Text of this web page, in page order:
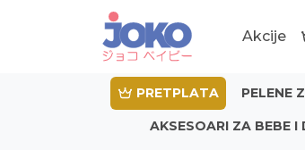
Akcije
PRETPLATA PELENE
AKSESOARI ZA BEBE I